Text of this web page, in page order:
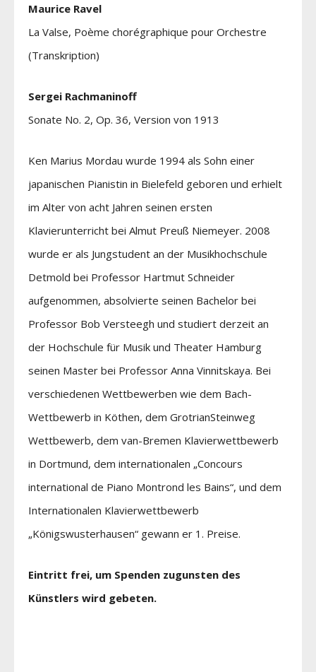
Maurice Ravel
La Valse, Poème chorégraphique pour Orchestre
(Transkription)
Sergei Rachmaninoff
Sonate No. 2, Op. 36, Version von 1913
Ken Marius Mordau wurde 1994 als Sohn einer
japanischen Pianistin in Bielefeld geboren und erhielt
im Alter von acht Jahren seinen ersten
Klavierunterricht bei Almut Preuß Niemeyer. 2008
wurde er als Jungstudent an der Musikhochschule
Detmold bei Professor Hartmut Schneider
aufgenommen, absolvierte seinen Bachelor bei
Professor Bob Versteegh und studiert derzeit an
der Hochschule für Musik und Theater Hamburg
seinen Master bei Professor Anna Vinnitskaya. Bei
verschiedenen Wettbewerben wie dem Bach-
Wettbewerb in Köthen, dem GrotrianSteinweg
Wettbewerb, dem van-Bremen Klavierwettbewerb
in Dortmund, dem internationalen „Concours
international de Piano Montrond les Bains“, und dem
Internationalen Klavierwettbewerb
„Königswusterhausen“ gewann er 1. Preise.
Eintritt frei, um Spenden zugunsten des
Künstlers wird gebeten.